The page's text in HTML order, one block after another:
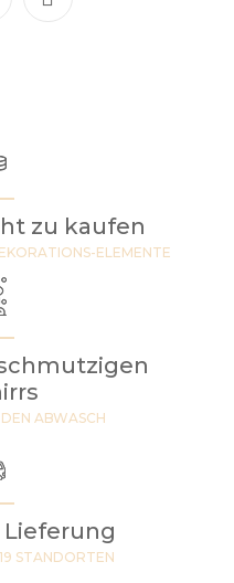
zu kaufen
ELEMENTE
ABWASCH
STANDORTEN